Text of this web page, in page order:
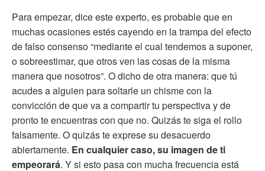
Para empezar, dice este experto, es probable que en
muchas ocasiones estés cayendo en la trampa del efecto
de falso consenso “mediante el cual tendemos a suponer,
o sobreestimar, que otros ven las cosas de la misma
manera que nosotros”. O dicho de otra manera: que tú
acudes a alguien para soltarle un chisme con la
convicción de que va a compartir tu perspectiva y de
pronto te encuentras con que no. Quizás te siga el rollo
falsamente. O quizás te exprese su desacuerdo
abiertamente. En cualquier caso, su imagen de ti
empeorará. Y si esto pasa con mucha frecuencia está